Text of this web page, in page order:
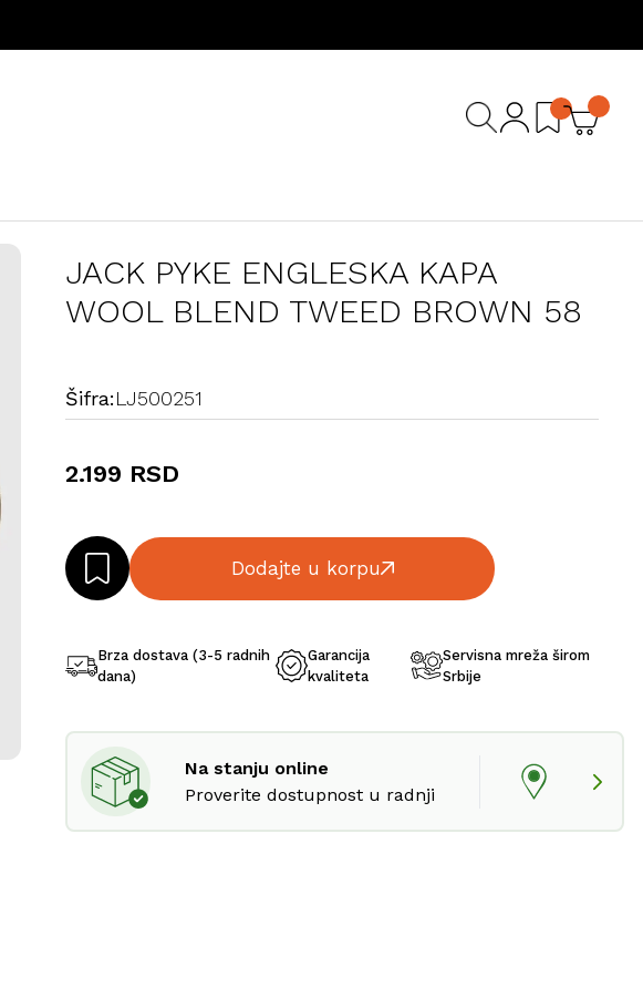
JACK PYKE ENGLESKA KAPA
WOOL BLEND TWEED BROWN 58
Šifra:LJ500251
2.199 RSD
Dodajte u korpu
Brza dostava (3-5 radnih
dana)
Garancija
kvaliteta
Servisna mreža širom
Srbije
Na stanju online
Proverite dostupnost u radnji